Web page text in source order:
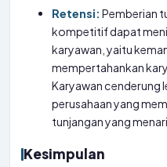
Retensi: Pemberian
kompetitif dapat
karyawan, yaitu
mempertahankan
Karyawan cenderung
perusahaan yang
tunjangan yang
Kesimpulan